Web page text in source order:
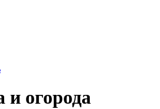
и огорода